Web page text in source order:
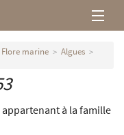
Flore marine Algues
appartenant à la famille